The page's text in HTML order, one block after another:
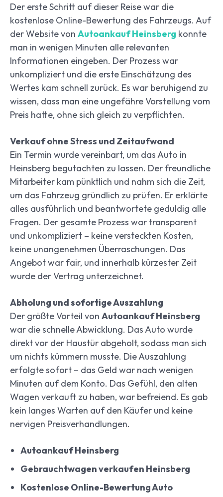
Der erste Schritt auf dieser Reise war die
kostenlose Online-Bewertung des Fahrzeugs. Auf
der Website von Autoankauf Heinsberg konnte
man in wenigen Minuten alle relevanten
Informationen eingeben. Der Prozess war
unkompliziert und die erste Einschätzung des
Wertes kam schnell zurück. Es war beruhigend zu
wissen, dass man eine ungefähre Vorstellung vom
Preis hatte, ohne sich gleich zu verpflichten.
Verkauf ohne Stress und Zeitaufwand
Ein Termin wurde vereinbart, um das Auto in
Heinsberg begutachten zu lassen. Der freundliche
Mitarbeiter kam pünktlich und nahm sich die Zeit,
um das Fahrzeug gründlich zu prüfen. Er erklärte
alles ausführlich und beantwortete geduldig alle
Fragen. Der gesamte Prozess war transparent
und unkompliziert – keine versteckten Kosten,
keine unangenehmen Überraschungen. Das
Angebot war fair, und innerhalb kürzester Zeit
wurde der Vertrag unterzeichnet.
Abholung und sofortige Auszahlung
Der größte Vorteil von Autoankauf Heinsberg
war die schnelle Abwicklung. Das Auto wurde
direkt vor der Haustür abgeholt, sodass man sich
um nichts kümmern musste. Die Auszahlung
erfolgte sofort – das Geld war nach wenigen
Minuten auf dem Konto. Das Gefühl, den alten
Wagen verkauft zu haben, war befreiend. Es gab
kein langes Warten auf den Käufer und keine
nervigen Preisverhandlungen.
Autoankauf Heinsberg
Gebrauchtwagen verkaufen Heinsberg
Kostenlose Online-Bewertung Auto